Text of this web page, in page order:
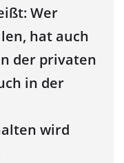
Wer
hat auch
der privaten
in der
wird